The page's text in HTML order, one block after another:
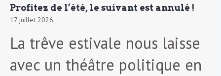
Profitez de l’été, le suivant est annulé !
17 juillet 2026
La trêve estivale nous laisse
avec un théâtre politique en